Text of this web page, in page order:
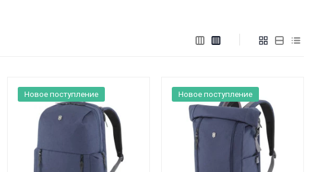
Новое поступление Новое поступление